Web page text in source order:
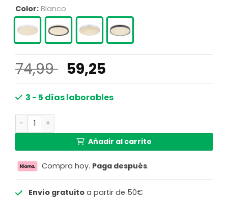
Color: Blanco
74,99 El
precio
original
59,25
actual
3 - 5 días laborables
Lámpara de techo redonda moderna blanca Globo
Añadir al carrito
Compra hoy. Paga después.
Envío gratuitoa partir de 50€